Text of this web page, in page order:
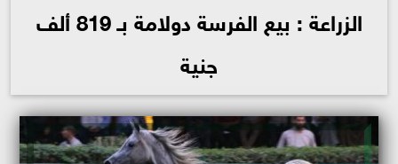
الزراعة : بيع الفرسة دولامة بـ 819 ألف
جنية